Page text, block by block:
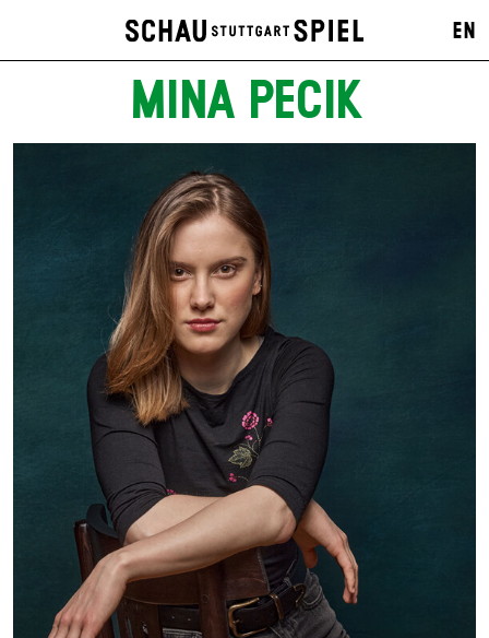
EN
MINA PECIK